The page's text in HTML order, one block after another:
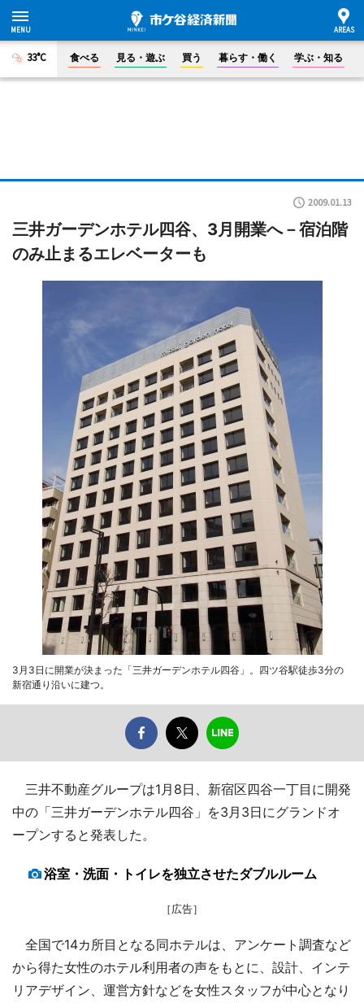
33°C 食べる 見る・遊ぶ 買う 暮らす・働く 学ぶ・知る
2009.01.13
三井ガーデンホテル四谷、3月開業へ－宿泊階
のみ止まるエレベーターも
3月3日に開業が決まった「三井ガーデンホテル四谷」。四ツ谷駅徒歩3分の
新宿通り沿いに建つ。
三井不動産グループは1月8日、新宿区四谷一丁目に開発
中の「三井ガーデンホテル四谷」を3月3日にグランドオ
ープンすると発表した。
浴室・洗面・トイレを独立させたダブルルーム
［広告］
全国で14カ所目となる同ホテルは、アンケート調査など
から得た女性のホテル利用者の声をもとに、設計、インテ
リアデザイン、運営方針などを女性スタッフが中心となり